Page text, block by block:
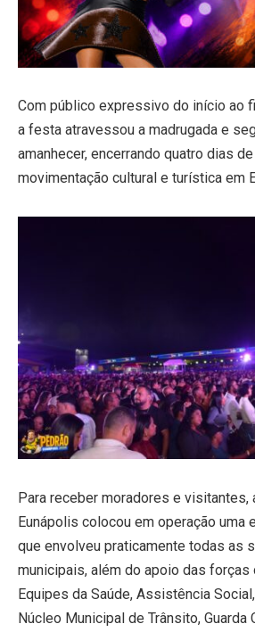
Com público expressivo do início ao
a festa atravessou a madrugada e
amanhecer, encerrando quatro dias
movimentação cultural e turística em
Para receber moradores e visitantes,
Eunápolis colocou em operação uma
que envolveu praticamente todas as
municipais, além do apoio das forças
Equipes da Saúde, Assistência
Núcleo Municipal de Trânsito, Guarda